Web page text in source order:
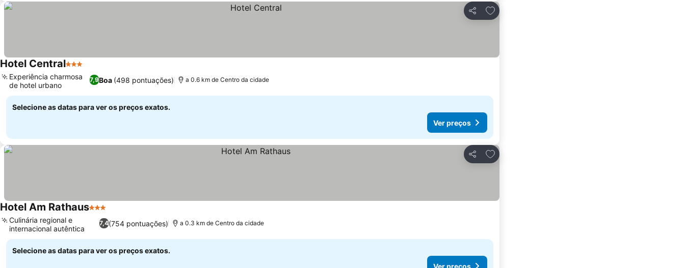
Partilhar
Adicionar aos favoritos
Hotel Central3 Estrelas
7,9Boa (498 pontuações)
Experiência charmosa
de hotel urbano
a 0.6 km de Centro da cidade
Selecione as datas para ver os preços exatos.
Ver preços
Partilhar
Adicionar aos favoritos
Hotel Am Rathaus3 Estrelas
7,4(754 pontuações)
Culinária regional e
internacional autêntica
a 0.3 km de Centro da cidade
Selecione as datas para ver os preços exatos.
Ver preços